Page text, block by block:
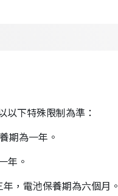
以下特殊限制為準：
期為一年。
年。
，電池保養期為六個月。